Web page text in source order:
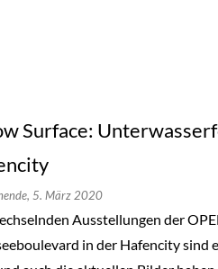
Surface:
5. März 2020
Ausstellungen der
in der Hafencity sind